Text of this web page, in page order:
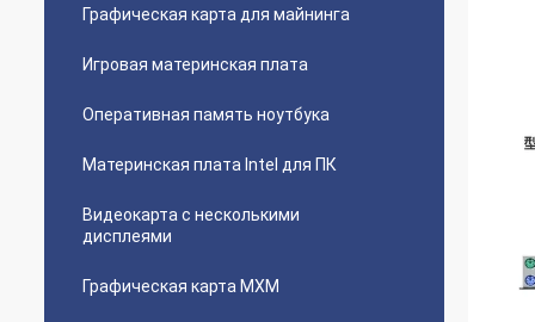
Графическая карта для майнинга
Игровая материнская плата
Оперативная память ноутбука
Материнская плата Intel для ПК
Видеокарта с несколькими
дисплеями
Графическая карта MXM